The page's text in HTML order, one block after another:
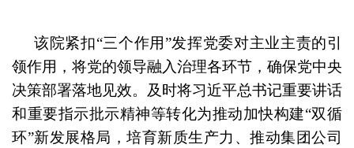
该院紧扣“三个作用”发挥党委对主业主责的引
领作用，将党的领导融入治理各环节，确保党中央
决策部署落地见效。及时将习近平总书记重要讲话
和重要指示批示精神等转化为推动加快构建“双循
环”新发展格局，培育新质生产力、推动集团公司